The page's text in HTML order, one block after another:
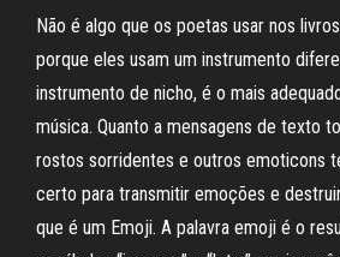
Não é algo que os poetas usar nos
porque eles usam um instrumento
instrumento de nicho, é o mais
música. Quanto a mensagens de texto
rostos sorridentes e outros emoticons
certo para transmitir emoções e
que é um Emoji. A palavra emoji é o